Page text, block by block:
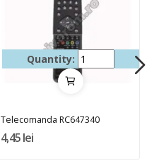
Quantity:
Telecomanda RC647340
4,45 lei